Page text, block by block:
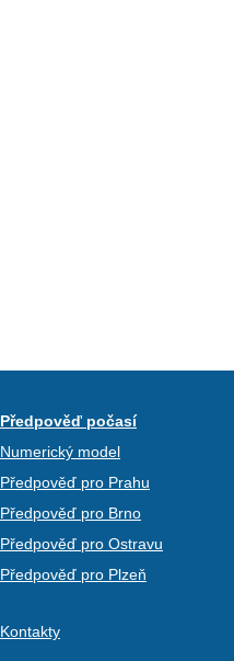
Předpověď počasí
Numerický model
Předpověď pro Prahu
Předpověď pro Brno
Předpověď pro Ostravu
Předpověď pro Plzeň
Kontakty